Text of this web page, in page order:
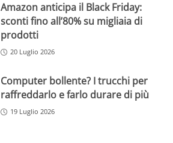
Amazon anticipa il Black Friday:
sconti fino all’80% su migliaia di
prodotti
20 Luglio 2026
Computer bollente? I trucchi per
raffreddarlo e farlo durare di più
19 Luglio 2026